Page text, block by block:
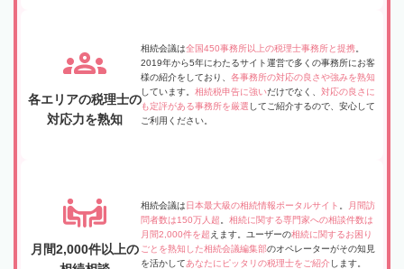
各エリアの税理士の
対応力を熟知
相続会議は全国450事務所以上の税理士事務所と提携
2019年から5年にわたるサイト運営で多くの事務所にお客
様の紹介をしており、 各事務所の対応の良さや強みを熟知
しています。 相続税申告に強いだけでなく、 対応の良さに
も定評がある事務所を厳選 してご紹介するので、安心して
ご利用ください。
月間2,000件以上の
相続会議は 日本最大級の相続情報ポータルサイト
月間訪
問者数は150万人超
相続に関する専門家への相談件数は
月間2,000件を超 えます。ユーザーの相続に関するお困り
ごとを熟知した相続会議編集部のオペレーターがその知見
を活かしてあなたにピッタリの税理士をご紹介 します。